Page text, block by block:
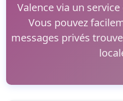
Valence via un
Vous pouvez
messages privés